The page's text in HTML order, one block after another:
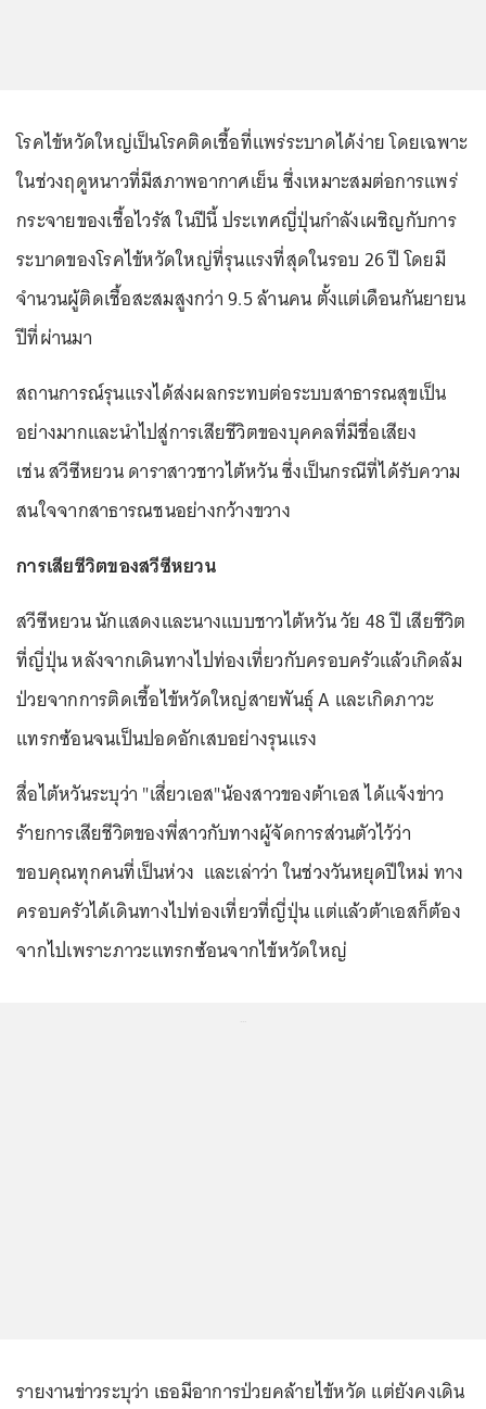
โรคไข้หวัดใหญ่เป็นโรคติดเชื้อที่แพร่ระบาดได้ง่าย โดยเฉพาะ
ในช่วงฤดูหนาวที่มีสภาพอากาศเย็น ซึ่งเหมาะสมต่อการแพร่
กระจายของเชื้อไวรัส ในปีนี้ ประเทศญี่ปุ่นกำลังเผชิญกับการ
ระบาดของโรคไข้หวัดใหญ่ที่รุนแรงที่สุดในรอบ 26 ปี โดยมี
จำนวนผู้ติดเชื้อสะสมสูงกว่า 9.5 ล้านคน ตั้งแต่เดือนกันยายน
ปีที่ผ่านมา
สถานการณ์รุนแรงได้ส่งผลกระทบต่อระบบสาธารณสุขเป็น
อย่างมากและนำไปสู่การเสียชีวิตของบุคคลที่มีชื่อเสียง
เช่น สวีซีหยวน ดาราสาวชาวไต้หวัน ซึ่งเป็นกรณีที่ได้รับความ
สนใจจากสาธารณชนอย่างกว้างขวาง
การเสียชีวิตของสวีซีหยวน
สวีซีหยวน นักแสดงและนางแบบชาวไต้หวัน วัย 48 ปี เสียชีวิต
ที่ญี่ปุ่น หลังจากเดินทางไปท่องเที่ยวกับครอบครัวแล้วเกิดล้ม
ป่วยจากการติดเชื้อไข้หวัดใหญ่สายพันธุ์ A และเกิดภาวะ
แทรกซ้อนจนเป็นปอดอักเสบอย่างรุนแรง
สื่อไต้หวันระบุว่า "เสี่ยวเอส"น้องสาวของต้าเอส ได้แจ้งข่าว
ร้ายการเสียชีวิตของพี่สาวกับทางผู้จัดการส่วนตัวไว้ว่า
ขอบคุณทุกคนที่เป็นห่วง และเล่าว่า ในช่วงวันหยุดปีใหม่ ทาง
ครอบครัวได้เดินทางไปท่องเที่ยวที่ญี่ปุ่น แต่แล้วต้าเอสก็ต้อง
จากไปเพราะภาวะแทรกซ้อนจากไข้หวัดใหญ่
รายงานข่าวระบุว่า เธอมีอาการป่วยคล้ายไข้หวัด แต่ยังคงเดิน